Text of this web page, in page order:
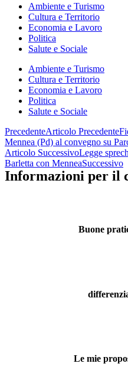
Ambiente e Turismo
Cultura e Territorio
Economia e Lavoro
Politica
Salute e Sociale
Ambiente e Turismo
Cultura e Territorio
Economia e Lavoro
Politica
Salute e Sociale
PrecedenteArticolo Precedente
Mennea (Pd) al convegno su
Articolo SuccessivoLegge
Barletta con MenneaSuccessivo
Informazioni per il
Buone
Le mie